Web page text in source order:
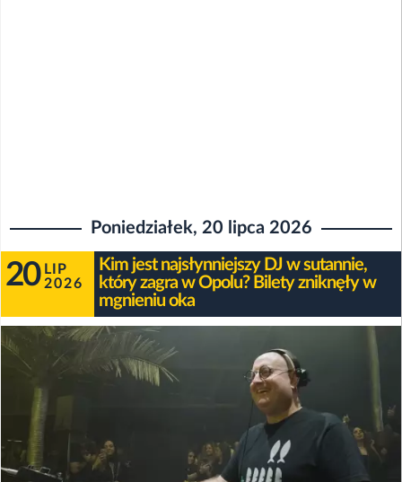
Poniedziałek, 20 lipca 2026
20 LIP
2026
Kim jest najsłynniejszy DJ w sutannie,
który zagra w Opolu? Bilety zniknęły w
mgnieniu oka